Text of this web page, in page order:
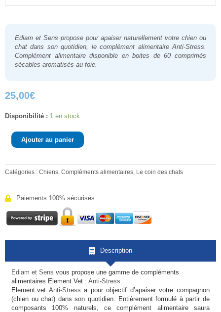
Ediam et Sens propose pour apaiser naturellement votre chien ou
chat dans son quotidien, le complément alimentaireAnti-Stress.
Complément alimentaire disponible en boites de 60 comprimés
sécables aromatisés au foie.
25,00€
Disponibilité : 1 en stock
quantité
Element.vet
Anti-
Ajouter au panier
Catégories : Chiens Compléments alimentaires Le coin des chats
Paiements 100% sécurisés
Description
Ediam et Sens vous propose une gamme de compléments
alimentaires Element.Vet : Anti-Stress
Element.vet Anti-Stress a pour objectif d’apaiser votre compagnon
(chien ou chat) dans son quotidien. Entièrement formulé à partir de
composants 100% naturels, ce complément alimentaire saura